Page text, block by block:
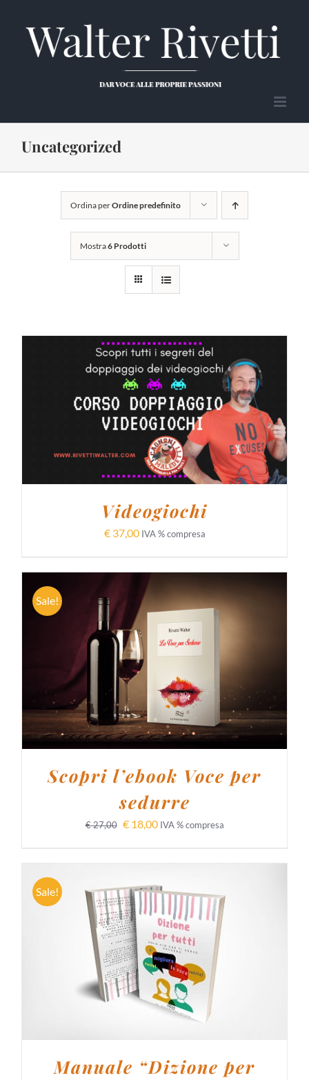
contenuto
Uncategorized
Ordina perOrdine predefinito
Mostra6 Prodotti
AGGIUNGI AL CARRELLO / DETTAGLI
Videogiochi
€37,00 IVA % compresa
Sale!
AGGIUNGI AL CARRELLO DETTAGLI
Scopri l’ebook Voce per
sedurre
€27,00 €18,00 IVA % compresa
Sale!
AGGIUNGI AL CARRELLO / DETTAGLI
Manuale “Dizione per